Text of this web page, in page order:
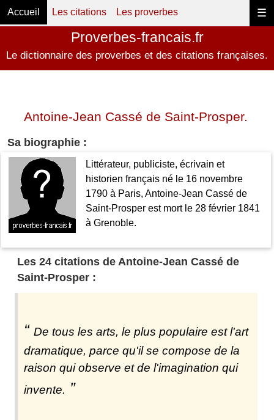
☰
Accueil Les citations Les proverbes
Proverbes-francais.fr
Le dictionnaire des proverbes et des citations françaises.
Antoine-Jean Cassé de Saint-Prosper.
Sa biographie :
Littérateur, publiciste, écrivain et
historien français né le 16 novembre
1790 à Paris, Antoine-Jean Cassé de
Saint-Prosper est mort le 28 février 1841
à Grenoble.
Les 24 citations de Antoine-Jean Cassé de
Saint-Prosper :
De tous les arts, le plus populaire est l'art
dramatique, parce qu'il se compose de la
raison qui observe et de l'imagination qui
invente.